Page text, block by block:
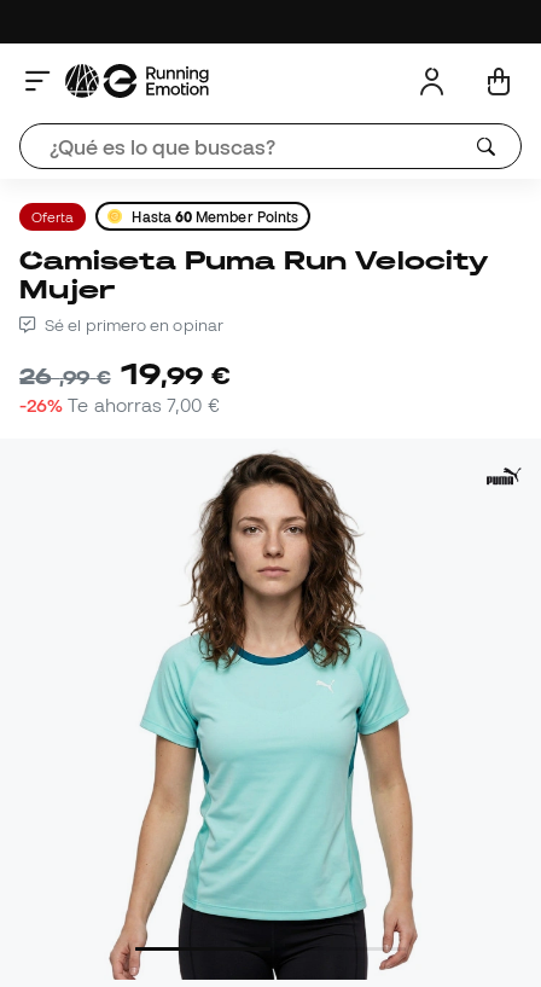
Oferta Hasta 60 Member Points
Camiseta Puma Run Velocity
Mujer
Sé el primero en opinar
26,99 € 19,99 €
-26% Te ahorras7,00 €